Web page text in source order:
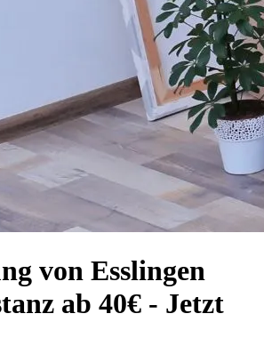
von Esslingen
ab 40€ - Jetzt